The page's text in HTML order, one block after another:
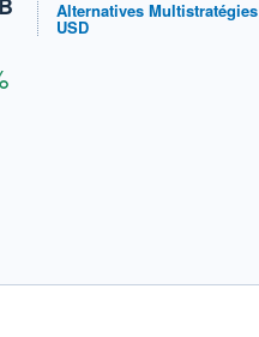
Alternatives Multistratégies
USD